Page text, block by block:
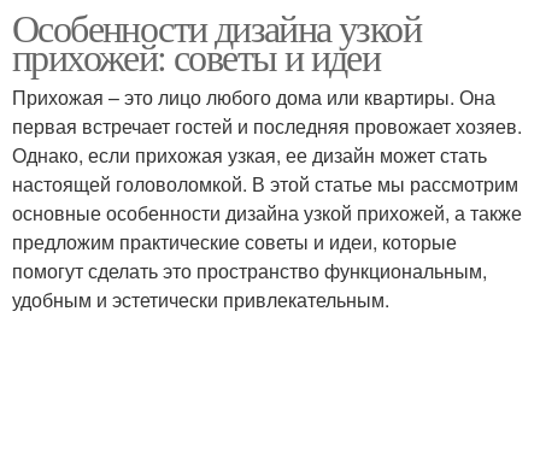
Гамма для узкой
прихожей
Прихожая с помощью
Выключатели в
прихожей
Освещения в прихожей
Прихожая в хрущевке
Одежды в узкой
прихожей
Особенности дизайна узкой
прихожей: советы и идеи
Прихожая – это лицо любого дома или квартиры. Она
первая встречает гостей и последняя провожает хозяев.
Однако, если прихожая узкая, ее дизайн может стать
настоящей головоломкой. В этой статье мы рассмотрим
основные особенности дизайна узкой прихожей, а также
предложим практические советы и идеи, которые
помогут сделать это пространство функциональным,
удобным и эстетически привлекательным.